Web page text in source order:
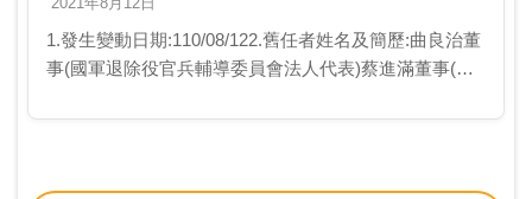
1.發生變動日期:110/08/122.舊任者姓名及簡歷:曲良治董
事(國軍退除役官兵輔導委員會法人代表)蔡進滿董事(國
役官兵輔導委員會法人代表)楊…